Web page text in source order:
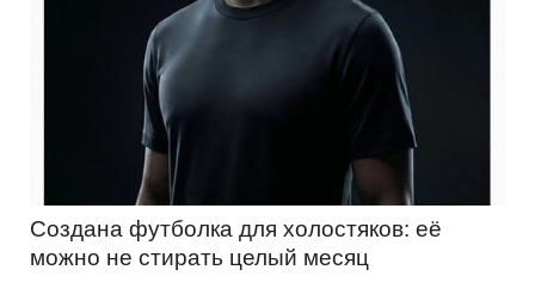
Создана футболка для холостяков: её
можно не стирать целый месяц